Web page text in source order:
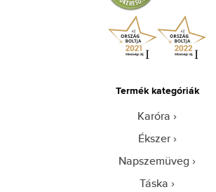
Termék kategóriák
Karóra
Ékszer
Napszemüveg
Táska